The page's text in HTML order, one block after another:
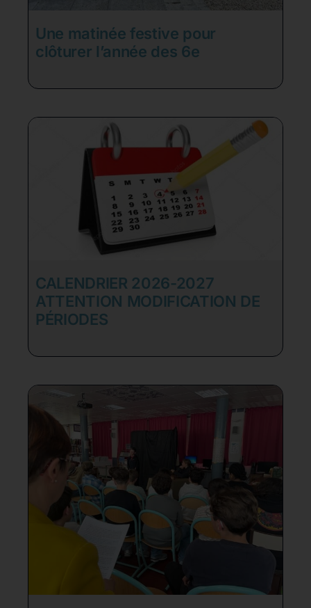
Une matinée festive pour
clôturer l’année des 6e
CALENDRIER 2026-2027
ATTENTION MODIFICATION DE
PÉRIODES